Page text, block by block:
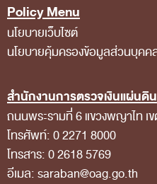
Policy Menu
นโยบายเว็บไซต์
นโยบายคุ้มครองข้อมูลส่วนบุคค
สำนักงานการตรวจเงินแผ่นดิน
ถนนพระรามที่ 6 แขวงพญาไท
โทรศัพท์: 0 2271 8000
โทรสาร: 0 2618 5769
อีเมล: saraban@oag.go.th